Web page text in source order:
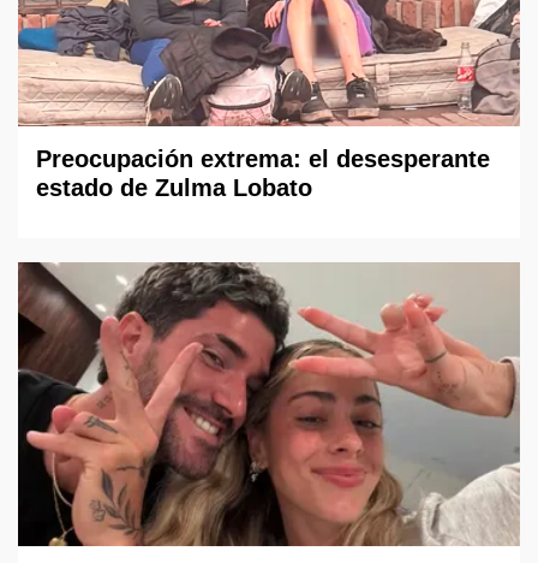
Preocupación extrema: el desesperante
estado de Zulma Lobato